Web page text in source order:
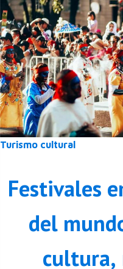
Turismo cultural
Festivales
del
cultura,